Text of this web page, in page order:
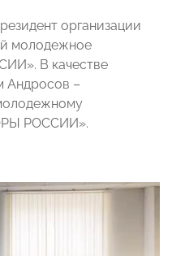
организации
молодежное
В качестве
Андросов –
РОССИИ».